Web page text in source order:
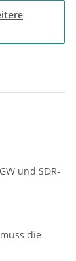
und SDR-
die